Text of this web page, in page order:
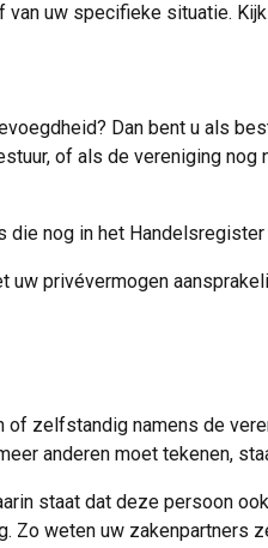
uw specifieke situatie.
Dan bent u als
of als de vereniging
die nog in het
privévermogen
zelfstandig namens de
anderen moet tekenen,
staat dat deze persoon
weten uw zakenpartners